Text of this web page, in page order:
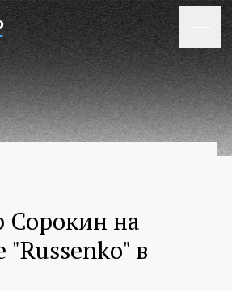
содержанию
на
"Russenko" в